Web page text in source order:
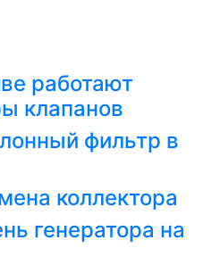
работают
клапанов
фильтр в
коллектора
генератора на